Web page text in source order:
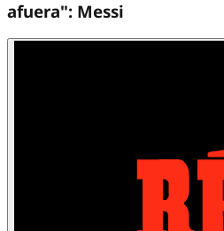
afuera": Messi